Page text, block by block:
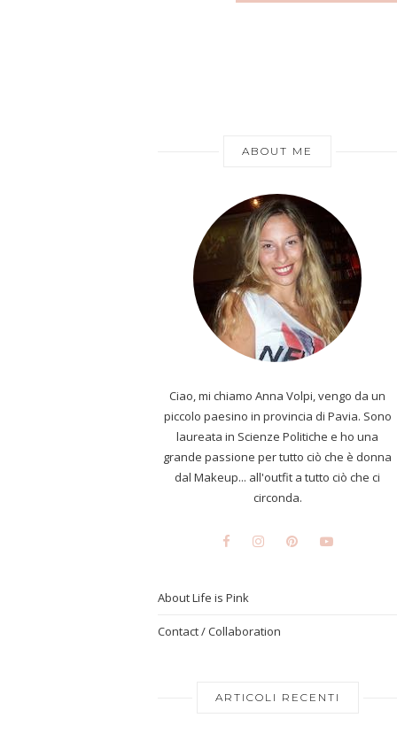
ABOUT ME
Ciao, mi chiamo Anna Volpi, vengo da un
piccolo paesino in provincia di Pavia. Sono
laureata in Scienze Politiche e ho una
grande passione per tutto ciò che è donna
dal Makeup... all'outfit a tutto ciò che ci
circonda.
About Life is Pink
Contact / Collaboration
ARTICOLI RECENTI